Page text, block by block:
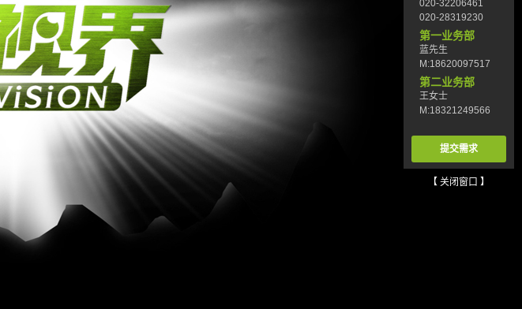
020-32206461
020-28319230
第一业务部
蓝先生
M:18620097517
第二业务部
王女士
M:18321249566
提交需求
【 关闭窗口 】